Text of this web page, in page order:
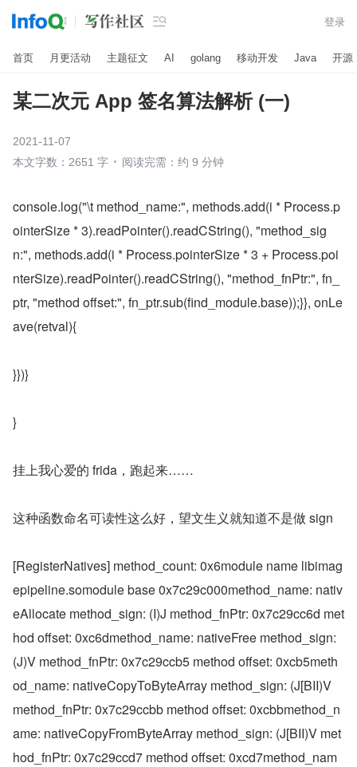
 登录
首页 月更活动 主题征文 AI golang 移动开发 Java 开源
某二次元 App 签名算法解析 (一)
2021-11-07
本文字数：2651 字
阅读完需：约 9 分钟
console.log("\t method_name:", methods.add(i * Process.p
ointerSize * 3).readPointer().readCString(), "method_sig
n:", methods.add(i * Process.pointerSize * 3 + Process.poi
nterSize).readPointer().readCString(), "method_fnPtr:", fn_
ptr, "method offset:", fn_ptr.sub(find_module.base));}}, onLe
ave(retval){
}})}
}
挂上我心爱的 frida，跑起来……
这种函数命名可读性这么好，望文生义就知道不是做 sign
[RegisterNatives] method_count: 0x6module name libimag
epipeline.somodule base 0x7c29c000method_name: nativ
eAllocate method_sign: (I)J method_fnPtr: 0x7c29cc6d met
hod offset: 0xc6dmethod_name: nativeFree method_sign:
(J)V method_fnPtr: 0x7c29ccb5 method offset: 0xcb5meth
od_name: nativeCopyToByteArray method_sign: (J[BII)V
method_fnPtr: 0x7c29ccbb method offset: 0xcbbmethod_n
ame: nativeCopyFromByteArray method_sign: (J[BII)V met
hod_fnPtr: 0x7c29ccd7 method offset: 0xcd7method_nam